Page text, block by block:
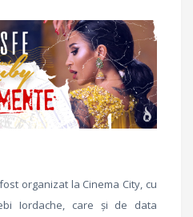
organizat la Cinema City, cu
Iordache, care și de data